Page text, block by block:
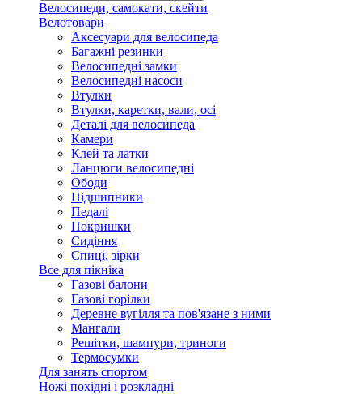
Велосипеди, самокати, скейти
Велотовари
Аксесуари для велосипеда
Багажні резинки
Велосипедні замки
Велосипедні насоси
Втулки
Втулки, каретки, вали, осі
Деталі для велосипеда
Камери
Клей та латки
Ланцюги велосипедні
Ободи
Підшипники
Педалі
Покришки
Сидіння
Спиці, зірки
Все для пікніка
Газові балони
Газові горілки
Деревне вугілля та пов'язане з ними
Мангали
Решітки, шампури, триноги
Термосумки
Для занять спортом
Ножі похідні і розкладні